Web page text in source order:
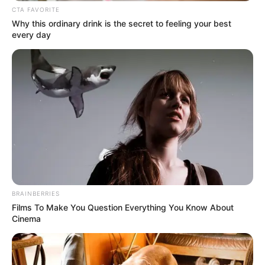
Warna Mata: Coklat
Warna Kulit: –
Ukuran Tubuh: 33-24-34 (Dada 34, Pinggang 24, dan Pinggul
34 inci)
Ukuran Sepatu: –
Ukuran Baju: –
Keluarga
Ayah: –
Saudara Laki-laki: –
CTA FAVORITE
Why this ordinary drink is the secret to feeling your best
every day
BRAINBERRIES
Films To Make You Question Everything You Know About
Cinema